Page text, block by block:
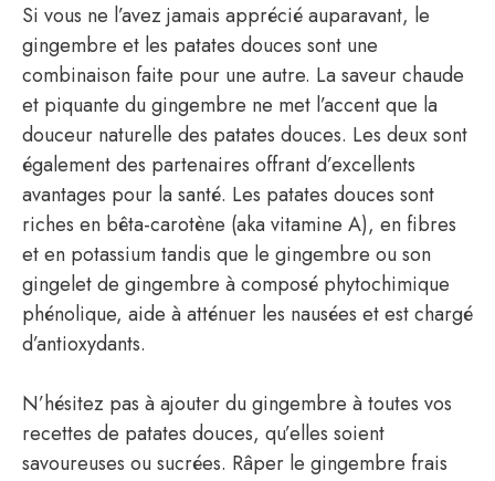
Si vous ne l’avez jamais apprécié auparavant, le
gingembre et les patates douces sont une
combinaison faite pour une autre. La saveur chaude
et piquante du gingembre ne met l’accent que la
douceur naturelle des patates douces. Les deux sont
également des partenaires offrant d’excellents
avantages pour la santé. Les patates douces sont
riches en bêta-carotène (aka vitamine A), en fibres
et en potassium tandis que le gingembre ou son
gingelet de gingembre à composé phytochimique
phénolique, aide à atténuer les nausées et est chargé
d’antioxydants.
N’hésitez pas à ajouter du gingembre à toutes vos
recettes de patates douces, qu’elles soient
savoureuses ou sucrées. Râper le gingembre frais